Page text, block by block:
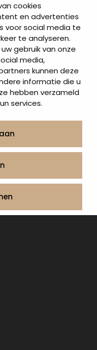
cookies
en advertenties
voor social media te
te analyseren.
gebruik van onze
media,
kunnen deze
informatie die u
hebben verzameld
services.